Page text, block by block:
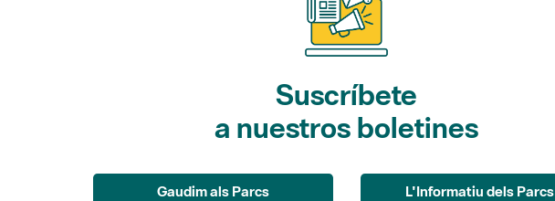
Suscríbete
a nuestros boletines
Gaudim als Parcs L'Informatiu dels Parcs